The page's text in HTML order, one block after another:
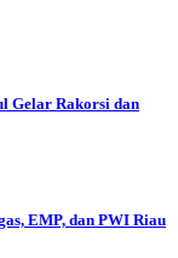
Gelar Rakorsi dan
EMP, dan PWI Riau